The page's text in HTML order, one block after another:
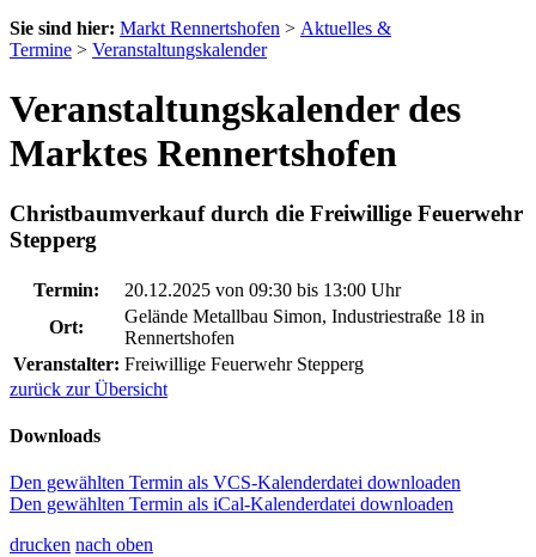
Sie sind hier: Markt Rennertshofen > Aktuelles &
Termine > Veranstaltungskalender
Veranstaltungskalender des
Marktes Rennertshofen
Christbaumverkauf durch die Freiwillige Feuerwehr
Stepperg
Termin: 20.12.2025 von 09:30 bis 13:00 Uhr
Ort:
Gelände Metallbau Simon, Industriestraße 18 in
Rennertshofen
Veranstalter: Freiwillige Feuerwehr Stepperg
zurück zur Übersicht
Downloads
Den gewählten Termin als VCS-Kalenderdatei downloaden
Den gewählten Termin als iCal-Kalenderdatei downloaden
drucken nach oben